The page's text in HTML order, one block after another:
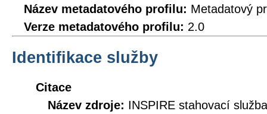
Název metadatového profilu: Metadatový
Verze metadatového profilu: 2.0
Identifikace služby
Citace
Název zdroje: INSPIRE stahovací